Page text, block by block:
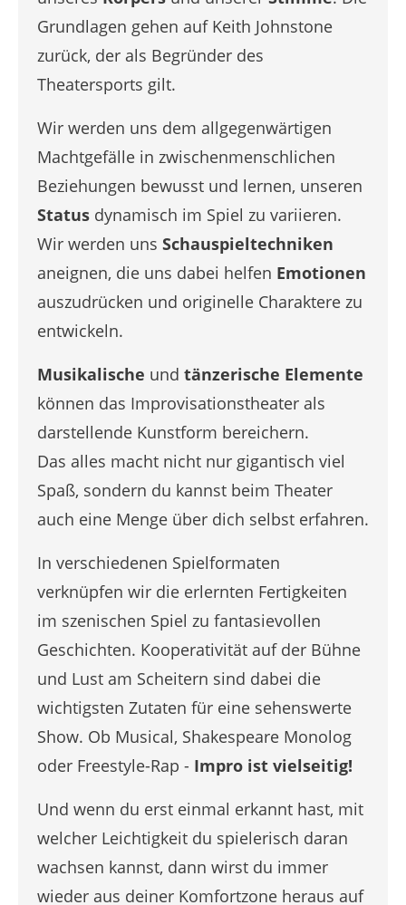
Grundlagen gehen auf Keith Johnstone
zurück, der als Begründer des
Theatersports gilt.
Wir werden uns dem allgegenwärtigen
Machtgefälle in zwischenmenschlichen
Beziehungen bewusst und lernen, unseren
Status dynamisch im Spiel zu variieren.
Wir werden uns Schauspieltechniken
aneignen, die uns dabei helfen Emotionen
auszudrücken und originelle Charaktere zu
entwickeln.
Musikalische und tänzerische Elemente
können das Improvisationstheater als
darstellende Kunstform bereichern.
Das alles macht nicht nur gigantisch viel
Spaß, sondern du kannst beim Theater
auch eine Menge über dich selbst erfahren.
In verschiedenen Spielformaten
verknüpfen wir die erlernten Fertigkeiten
im szenischen Spiel zu fantasievollen
Geschichten. Kooperativität auf der Bühne
und Lust am Scheitern sind dabei die
wichtigsten Zutaten für eine sehenswerte
Show. Ob Musical, Shakespeare Monolog
oder Freestyle-Rap - Impro ist vielseitig!
Und wenn du erst einmal erkannt hast, mit
welcher Leichtigkeit du spielerisch daran
wachsen kannst, dann wirst du immer
wieder aus deiner Komfortzone heraus auf